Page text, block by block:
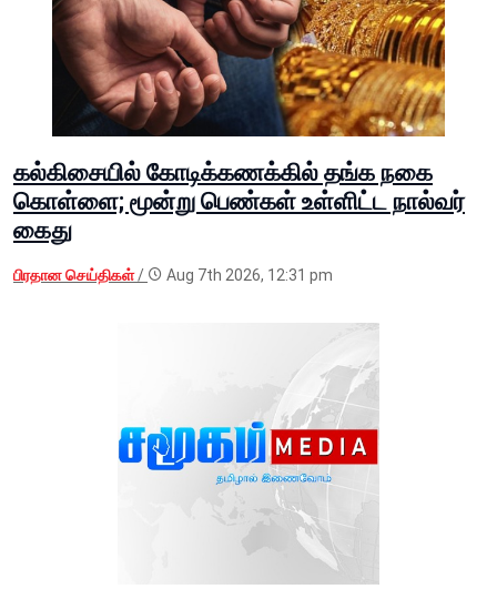
கல்கிசையில் கோடிக்கணக்கில் தங்க நகை
கொள்ளை; மூன்று பெண்கள் உள்ளிட்ட நால்வர்
கைது
பிரதான செய்திகள்/ Aug 7th 2026, 12:31 pm